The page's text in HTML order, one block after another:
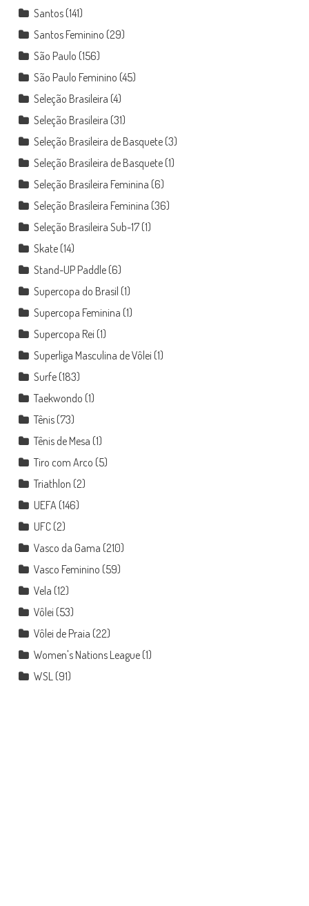
Santos(141)
Santos Feminino (29)
São Paulo (156)
São Paulo Feminino (45)
Seleção Brasileira (4)
Seleção Brasileira (31)
Seleção Brasileira de Basquete(3)
Seleção Brasileira de Basquete(1)
Seleção Brasileira Feminina (6)
Seleção Brasileira Feminina (36)
Seleção Brasileira Sub-17(1)
Skate(14)
Stand-UP Paddle(6)
Supercopa do Brasil (1)
Supercopa Feminina (1)
Supercopa Rei (1)
Superliga Masculina de Vôlei (1)
Surfe(183)
Taekwondo (1)
Tênis(73)
Tênis de Mesa (1)
Tiro com Arco (5)
Triathlon (2)
UEFA (146)
UFC(2)
Vasco da Gama (210)
Vasco Feminino (59)
Vela (12)
Vôlei (53)
Vôlei de Praia (22)
Women's Nations League(1)
WSL (91)